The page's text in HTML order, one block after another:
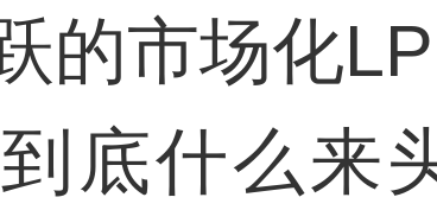
的市场化LP
底什么来